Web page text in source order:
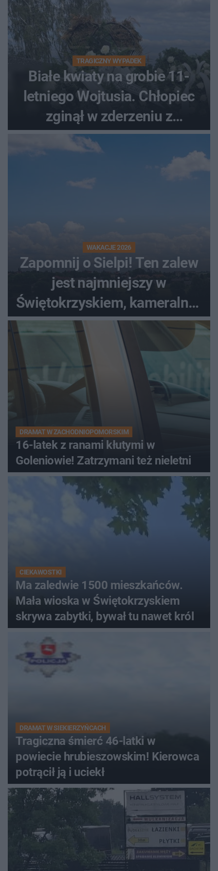
TRAGICZNY WYPADEK
Białe kwiaty na grobie 11-
letniego Wojtusia. Chłopiec
zginął w zderzeniu z
kombajnem
WAKACJE 2026
Zapomnij o Sielpi! Ten zalew
jest najmniejszy w
Świętokrzyskiem, kameralny i
bez tłumów
DRAMAT W ZACHODNIOPOMORSKIM
16-latek z ranami kłutymi w
Goleniowie! Zatrzymani też nieletni
CIEKAWOSTKI
Ma zaledwie 1500 mieszkańców.
Mała wioska w Świętokrzyskiem
skrywa zabytki, bywał tu nawet król
DRAMAT W SIEKIERZYŃCACH
Tragiczna śmierć 46-latki w
powiecie hrubieszowskim! Kierowca
potrącił ją i uciekł